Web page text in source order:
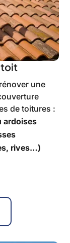
toit
une
de toitures :
ardoises
rives…)